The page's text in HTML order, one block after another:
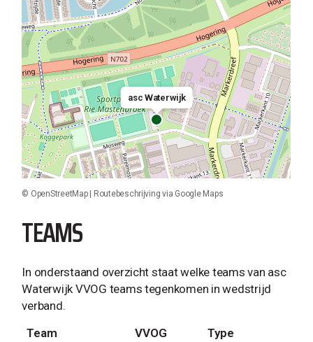
asc Waterwijk
© OpenStreetMap| Routebeschrijving via Google Maps
TEAMS
In onderstaand overzicht staat welke teams van asc
Waterwijk VVOG teams tegenkomen in wedstrijd
verband.
Team
VVOG
Type